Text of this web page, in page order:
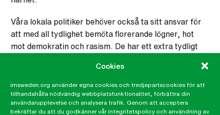
Cookies
imsweden.org använder egna cookies och tredjepartscookies för att
tillhandahålla nödvändig webbplatsfunktionalitet, förbättra din
användarupplevelse och analysera trafik. Genom att acceptera
bekräftar du att du godkänner vår integritetspolicy och användning av
Våra lokala politiker behöver också ta sitt ansvar för
att med all tydlighet bemöta florerande lögner, hot
mot demokratin och rasism. De har ett extra tydligt
engagemang, ett ansvar för att värna de
demokratiska spelreglerna och ett ansvar för att
tydligt ta avstånd från rasism och utpekande av olika
grupper.